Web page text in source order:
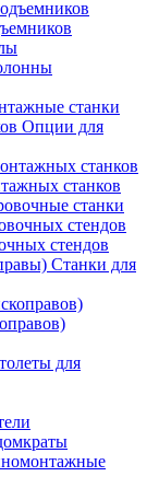
станки
Опции для
станков
станки
стендов
Станки для
для